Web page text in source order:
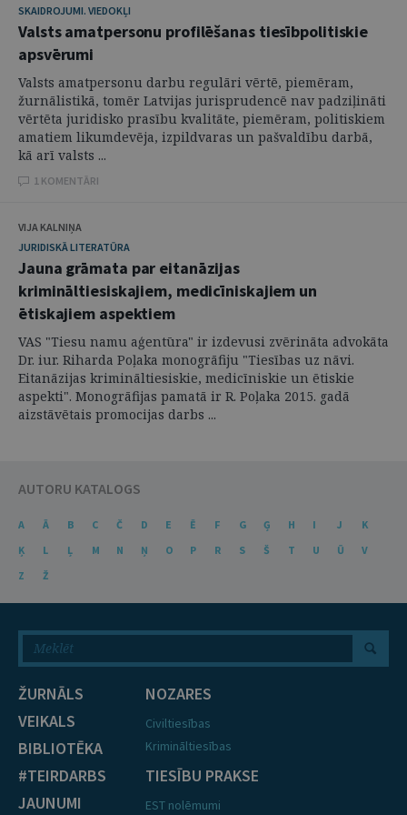
SKAIDROJUMI. VIEDOKĻI
Valsts amatpersonu profilēšanas tiesībpolitiskie
apsvērumi
Valsts amatpersonu darbu regulāri vērtē, piemēram,
žurnālistikā, tomēr Latvijas jurisprudencē nav padziļināti
vērtēta juridisko prasību kvalitāte, piemēram, politiskiem
amatiem likumdevēja, izpildvaras un pašvaldību darbā,
kā arī valsts ...
1 KOMENTĀRI
VIJA KALNIŅA
JURIDISKĀ LITERATŪRA
Jauna grāmata par eitanāzijas
krimināltiesiskajiem, medicīniskajiem un
ētiskajiem aspektiem
VAS "Tiesu namu aģentūra" ir izdevusi zvērināta advokāta
Dr. iur. Riharda Poļaka monogrāfiju "Tiesības uz nāvi.
Eitanāzijas krimināltiesiskie, medicīniskie un ētiskie
aspekti". Monogrāfijas pamatā ir R. Poļaka 2015. gadā
aizstāvētais promocijas darbs ...
AUTORU KATALOGS
A Ā B C Č D E Ē F G Ģ H I J
K
Ķ
L Ļ M N Ņ O P R S Š T U Ū
V
Z
Ž
ŽURNĀLS
VEIKALS
BIBLIOTĒKA
#TEIRDARBS
JAUNUMI
NOZARES
Civiltiesības
Krimināltiesības
TIESĪBU PRAKSE
EST nolēmumi